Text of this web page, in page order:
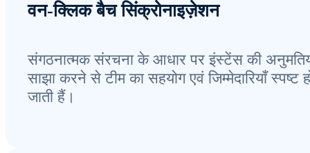
वन-क्लिक बैच सिंक्रोनाइज़ेशन
संगठनात्मक संरचना के आधार पर इंस्टेंस की
साझा करने से टीम का सहयोग एवं जिम्मेदारियाँ स्पष्ट
जाती हैं।